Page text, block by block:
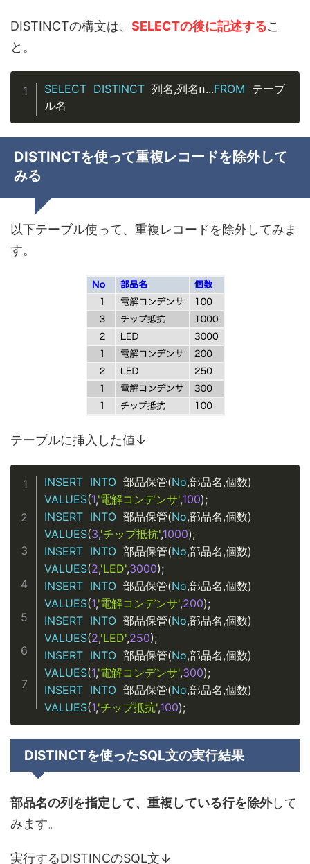
DISTINCTの構文は、 SELECTの後に記述するこ
と。
SELECT DISTINCT 列名,列名n...FROM テーブ
ル名
Copy
DISTINCTを使って重複レコードを除外して
みる
以下テーブル使って、重複レコードを除外してみま
す。
テーブルに挿入した値↓
INSERT INTO 部品保管(No,部品名,個数)
VALUES(1,'電解コンデンサ',100);
INSERT INTO 部品保管(No,部品名,個数)
VALUES(3,'チップ抵抗',1000);
INSERT INTO 部品保管(No,部品名,個数)
VALUES(2,'LED',3000);
INSERT INTO 部品保管(No,部品名,個数)
VALUES(1,'電解コンデンサ',200);
INSERT INTO 部品保管(No,部品名,個数)
VALUES(2,'LED',250);
INSERT INTO 部品保管(No,部品名,個数)
VALUES(1,'電解コンデンサ',300);
INSERT INTO 部品保管(No,部品名,個数)
VALUES(1,'チップ抵抗',100);
DISTINCTを使ったSQL文の実行結果
部品名の列を指定して、重複している行を除外して
みます。
実行するDISTINCのSQL文↓